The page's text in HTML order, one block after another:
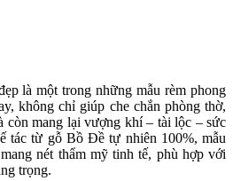
là một trong những mẫu rèm phong
không chỉ giúp che chắn phòng thờ,
còn mang lại vượng khí – tài lộc – sức
tác từ gỗ Bồ Đề tự nhiên 100%, mẫu
nét thẩm mỹ tinh tế, phù hợp với
trọng.